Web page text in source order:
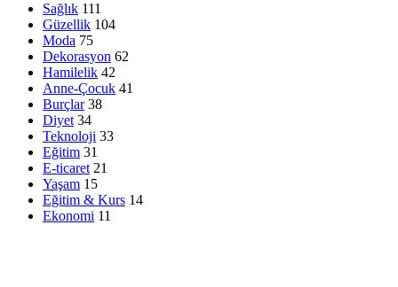
Sağlık 111
Güzellik 104
Moda 75
Dekorasyon 62
Hamilelik 42
Anne-Çocuk 41
Burçlar 38
Diyet 34
Teknoloji 33
Eğitim 31
E-ticaret 21
Yaşam 15
Eğitim & Kurs 14
Ekonomi 11